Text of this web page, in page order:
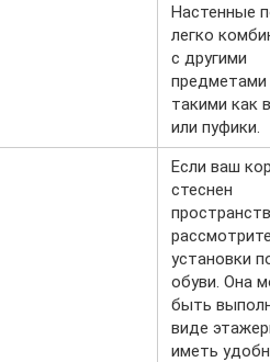
Настенные
легко
с другими
предметами
такими как
или пуфики.
Если ваш
стеснен
установки
обуви. Она
быть
виде
иметь